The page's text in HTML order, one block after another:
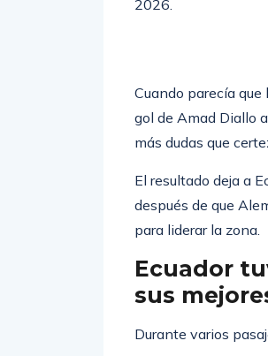
La selección
Cuando parecía que
gol de Amad Diallo
más dudas que
El resultado deja a
después de que
para liderar la zona.
Ecuador
sus